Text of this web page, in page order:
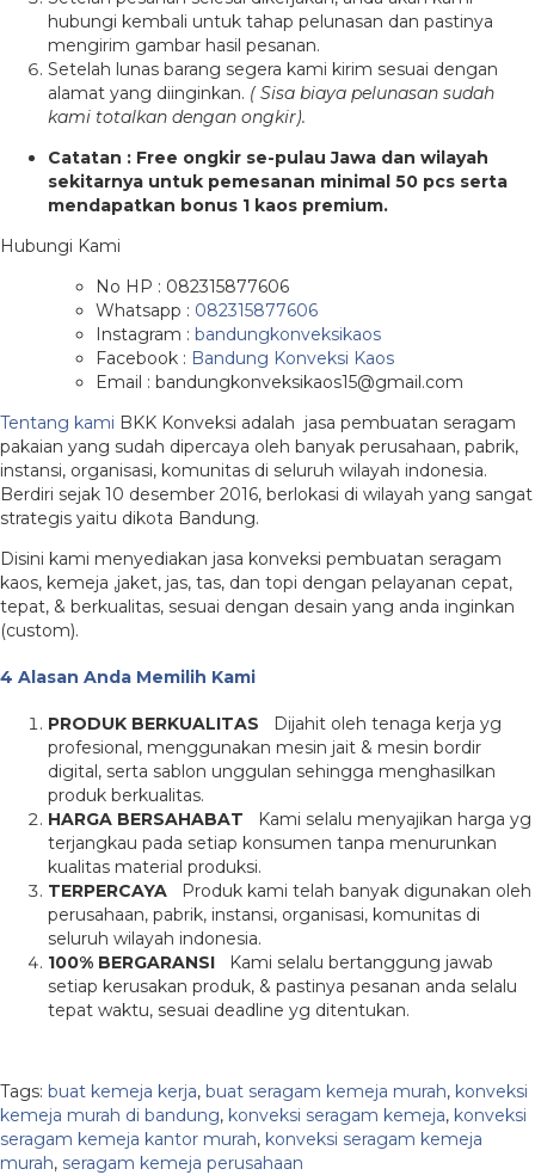
hubungi kembali untuk tahap pelunasan dan pastinya
mengirim gambar hasil pesanan.
Setelah lunas barang segera kami kirim sesuai dengan
alamat yang diinginkan. ( Sisa biaya pelunasan sudah
kami totalkan dengan ongkir).
Catatan : Free ongkir se-pulau Jawa dan wilayah
sekitarnya untuk pemesanan minimal 50 pcs serta
mendapatkan bonus 1 kaos premium.
Hubungi Kami
No HP : 082315877606
Whatsapp : 082315877606
Instagram : bandungkonveksikaos
Facebook : Bandung Konveksi Kaos
Email : bandungkonveksikaos15@gmail.com
Tentang kami BKK Konveksi adalah jasa pembuatan seragam
pakaian yang sudah dipercaya oleh banyak perusahaan, pabrik,
instansi, organisasi, komunitas di seluruh wilayah indonesia.
Berdiri sejak 10 desember 2016, berlokasi di wilayah yang sangat
strategis yaitu dikota Bandung.
Disini kami menyediakan jasa konveksi pembuatan seragam
kaos, kemeja ,jaket, jas, tas, dan topi dengan pelayanan cepat,
tepat, & berkualitas, sesuai dengan desain yang anda inginkan
(custom).
4 Alasan Anda Memilih Kami
PRODUK BERKUALITAS
Dijahit oleh tenaga kerja yg
profesional, menggunakan mesin jait & mesin bordir
digital, serta sablon unggulan sehingga menghasilkan
produk berkualitas.
HARGA BERSAHABAT
Kami selalu menyajikan harga yg
terjangkau pada setiap konsumen tanpa menurunkan
kualitas material produksi.
TERPERCAYA
Produk kami telah banyak digunakan oleh
perusahaan, pabrik, instansi, organisasi, komunitas di
seluruh wilayah indonesia.
100% BERGARANSI
Kami selalu bertanggung jawab
setiap kerusakan produk, & pastinya pesanan anda selalu
tepat waktu, sesuai deadline yg ditentukan.
Tags: buat kemeja kerja, buat seragam kemeja murah, konveksi
kemeja murah di bandung, konveksi seragam kemeja, konveksi
seragam kemeja kantor murah, konveksi seragam kemeja
murah, seragam kemeja perusahaan